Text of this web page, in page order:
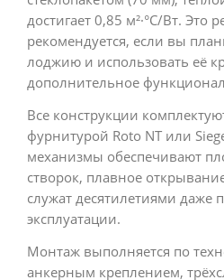
достигает 0,85 м²·°С/Вт. Это
рекомендуется, если вы
лоджию и использовать её
дополнительное
Все конструкции
фурнитурой Roto NT или
механизмы обеспечивают
створок, плавное
служат десятилетиями даже
эксплуатации.
Монтаж выполняется по
анкерным креплением,